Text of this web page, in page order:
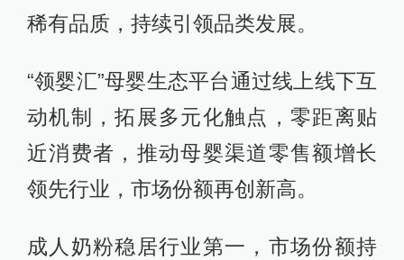
稀有品质，持续引领品类发展。
“领婴汇”母婴生态平台通过线上线下互
动机制，拓展多元化触点，零距离贴
近消费者，推动母婴渠道零售额增长
领先行业，市场份额再创新高。
成人奶粉稳居行业第一，市场份额持